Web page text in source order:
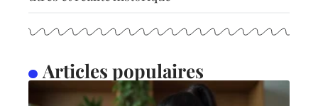
Articles populaires